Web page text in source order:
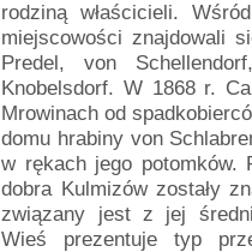
rodziną właścicieli.
miejscowości znajdowali
Predel, von
Knobelsdorf. W 1868 r.
Mrowinach od
domu hrabiny von
w rękach jego potomków.
dobra Kulmizów zostały
związany jest z jej
Wieś prezentuje typ